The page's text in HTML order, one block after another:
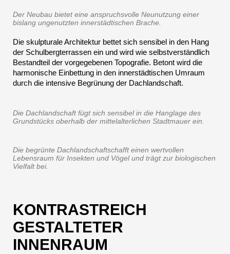
Der Neubau bietet eine anspruchsvolle Neunutzung einer
bislang ungenutzten innerstädtischen Brache.
Die skulpturale Architektur bettet sich sensibel in den Hang
der Schulbergterrassen ein und wird wie selbstverständlich
Bestandteil der vorgegebenen Topografie. Betont wird die
harmonische Einbettung in den innerstädtischen Umraum
durch die intensive Begrünung der Dachlandschaft.
Die Dachlandschaft fügt sich sensibel in die Hanglage des
Grundstücks oberhalb der mittelalterlichen Stadtmauer ein.
Die begrünte Dachlandschaftschafft einen wertvollen
Lebensraum für Insekten und Vögel und trägt zur biologischen
Vielfalt bei.
KONTRASTREICH
GESTALTETER
INNENRAUM